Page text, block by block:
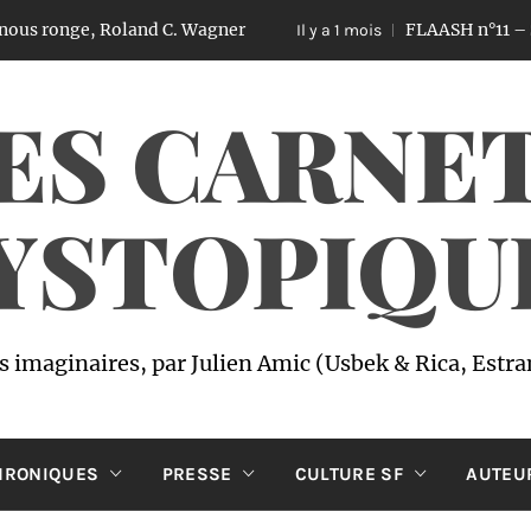
Roland C. Wagner Il y a 1 mois FLAASH n°11 – Sex,
imaginaires, par Julien Amic (Usbek & Rica,
PRESSE CULTURE SF